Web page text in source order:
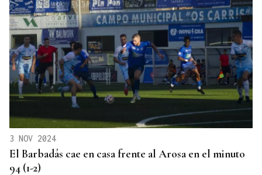
3 NOV 2024
El Barbadás cae en casa frente al Arosa en el minuto
94 (1-2)